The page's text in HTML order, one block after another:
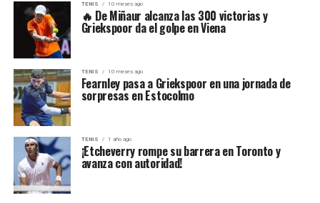
TENIS 10 meses ago
🔥 De Miñaur alcanza las 300 victorias y
Griekspoor da el golpe en Viena
TENIS 10 meses ago
Fearnley pasa a Griekspoor en una jornada de
sorpresas en Estocolmo
TENIS 1 año ago
¡Etcheverry rompe su barrera en Toronto y
avanza con autoridad!